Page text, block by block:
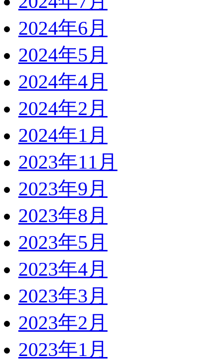
2024年6月
2024年5月
2024年4月
2024年2月
2024年1月
2023年11月
2023年9月
2023年8月
2023年5月
2023年4月
2023年3月
2023年2月
2023年1月